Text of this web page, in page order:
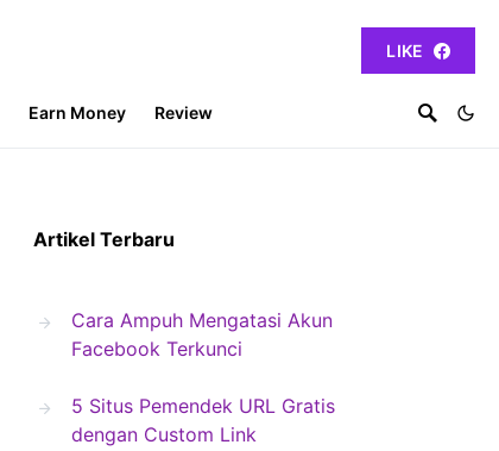
LIKE
Earn Money Review
Artikel Terbaru
Cara Ampuh Mengatasi Akun
Facebook Terkunci
5 Situs Pemendek URL Gratis
dengan Custom Link